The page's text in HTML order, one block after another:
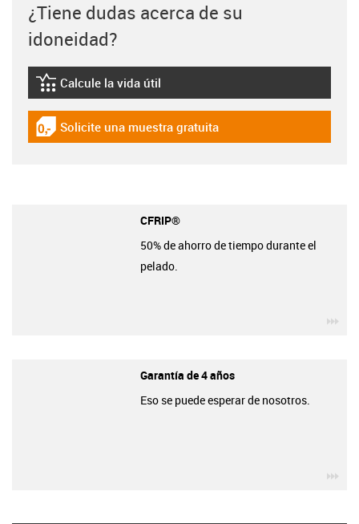
¿Tiene dudas acerca de su
idoneidad?
igus-icon-lebensdauerrechner
Calcule la vida útil
igus-icon-gratismuster
Solicite una muestra gratuita
CFRIP®
50% de ahorro de tiempo durante el
pelado.
Garantía de 4 años
Eso se puede esperar de nosotros.